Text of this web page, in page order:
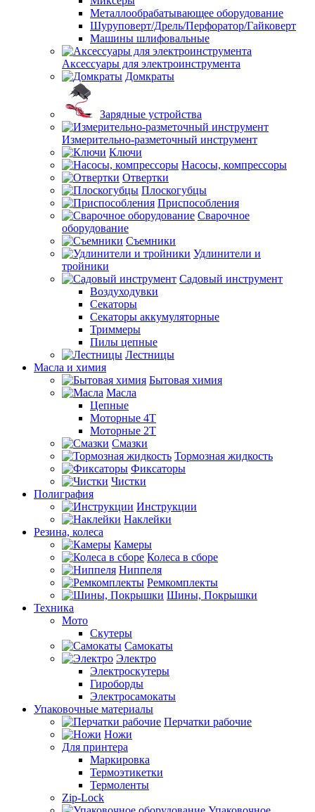
Металлообрабатывающее оборудование
Шуруповерт/Дрель/Перфоратор/Гайковерт
Машины шлифовальные
Аксессуары для электроинструмента
Домкраты
Зарядные устройства
Измерительно-разметочный инструмент
Ключи
Насосы, компрессоры
Отвертки
Плоскогубцы
Приспособления
Сварочное
оборудование
Съемники
Удлинители и
тройники
Садовый инструмент
Воздуходувки
Секаторы
Секаторы аккумуляторные
Триммеры
Пилы цепные
Лестницы
Масла и химия
Бытовая химия
Масла
Цепные
Моторные 4Т
Моторные 2Т
Смазки
Тормозная жидкость
Фиксаторы
Чистки
Полиграфия
Инструкции
Наклейки
Резина, колеса
Камеры
Колеса в сборе
Ниппеля
Ремкомплекты
Шины, Покрышки
Техника
Мото
Скутеры
Самокаты
Электро
Электроскутеры
Гироборды
Электросамокаты
Упаковочные материалы
Перчатки рабочие
Ножи
Для принтера
Маркировка
Термоэтикетки
Термоленты
Zip-Lock